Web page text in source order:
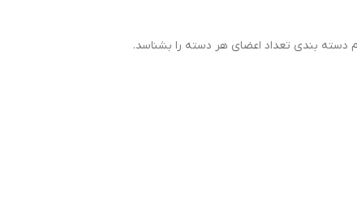
بندی تعداد اعضای هر دسته را بشناسد.